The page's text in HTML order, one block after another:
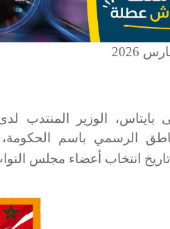
الوزير المنتدب
الرسمي باسم
انتخاب أعضاء مجلس